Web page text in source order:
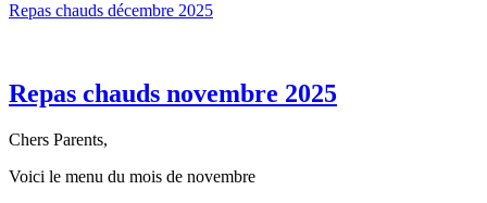
Repas chauds décembre 2025
Repas chauds novembre 2025
Chers Parents,
Voici le menu du mois de novembre